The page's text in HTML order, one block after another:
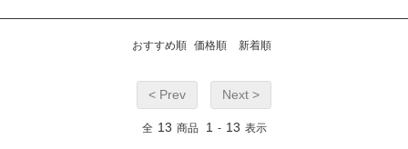
おすすめ順 価格順 新着順
< Prev Next >
全 13 商品 1 - 13 表示